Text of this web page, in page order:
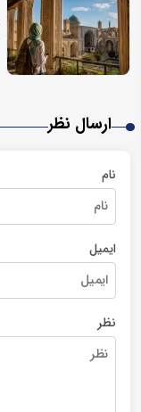
ارسال نظر
نام
ایمیل
نظر